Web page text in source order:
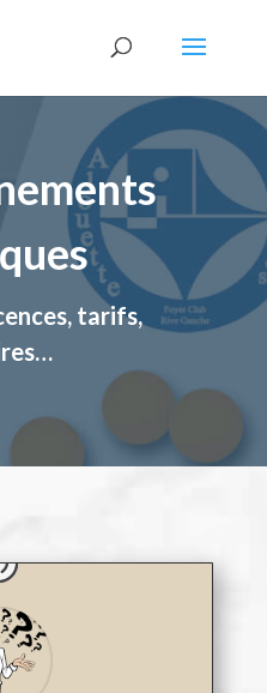
tarifs,